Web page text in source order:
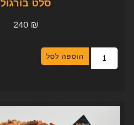
סלט בורגול
₪
הוספה לסל